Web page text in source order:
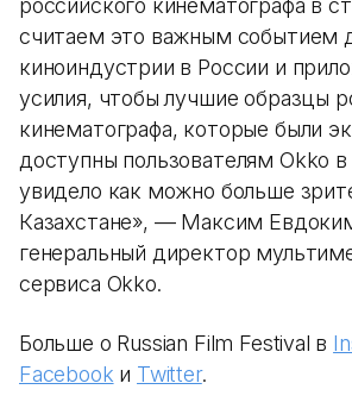
российского кинематографа в
считаем это важным событием
киноиндустрии в России и
усилия, чтобы лучшие образцы
кинематографа, которые были
доступны пользователям Okko
увидело как можно больше
Казахстане», — Максим
генеральный директор
сервиса Okko.
Больше о Russian Film Festival в
Facebook и Twitter.